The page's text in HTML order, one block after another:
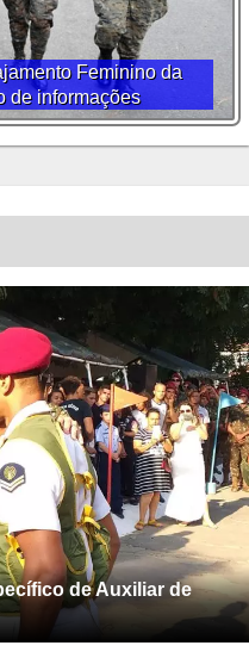
Feminino da
de informações
de Auxiliar de